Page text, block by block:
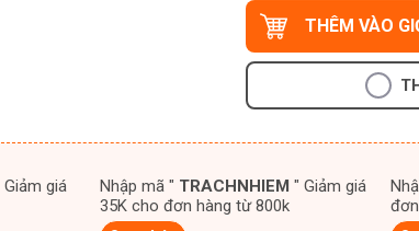
THÊM VÀO
Nhập mã " TRACHNHIEM " Giảm giá
35K cho đơn hàng từ 800k